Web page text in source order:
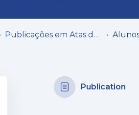
Publicações em Atas de Congressos/Conferências, etc.
Publication